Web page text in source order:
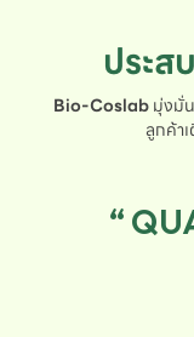
ประ
Bio-Coslabมุ่งมั่
ลูกค้า
“